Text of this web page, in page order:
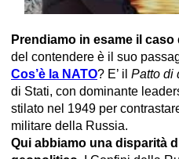
Prendiamo in esame il caso
del contendere è il suo
Cos’è la NATO? E’ il Patto di
di Stati, con dominante
stilato nel 1949 per
militare della Russia.
Qui abbiamo una disparità